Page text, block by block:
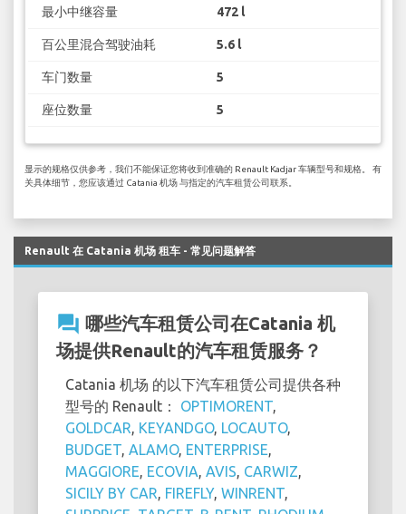
最小中继容量 472 l
百公里混合驾驶油耗 5.6 l
车门数量 5
座位数量 5
显示的规格仅供参考，我们不能保证您将收到准确的 Renault Kadjar 车辆型号和规格。 有
关具体细节，您应该通过 Catania 机场 与指定的汽车租赁公司联系。
Renault 在 Catania 机场 租车 - 常见问题解答
question_answer 哪些汽车租赁公司在Catania 机
场提供Renault的汽车租赁服务？
Catania 机场 的以下汽车租赁公司提供各种
型号的 Renault： OPTIMORENT
GOLDCAR KEYANDGO, LOCAUTO,
BUDGET ALAMO, ENTERPRISE
MAGGIORE ECOVIA AVIS CARWIZ
SICILY BY CAR FIREFLY, WINRENT